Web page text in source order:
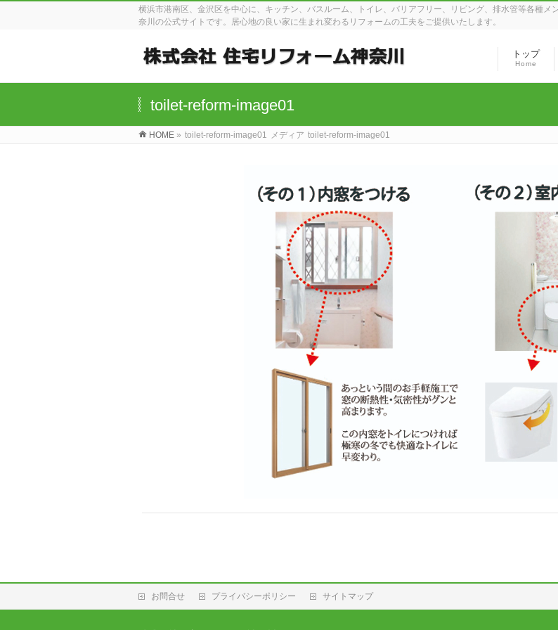
横浜市港南区、金沢区を中心に、キッチン、バスルーム、トイレ、バリアフリー、リビング、排水管等各種
奈川の公式サイトです。居心地の良い家に生まれ変わるリフォームの工夫をご提供いたします。
トップ
Home
toilet-reform-image01
HOME » toilet-reform-image01 メディア toilet-reform-image01
お問合せ プライバシーポリシー サイトマップ